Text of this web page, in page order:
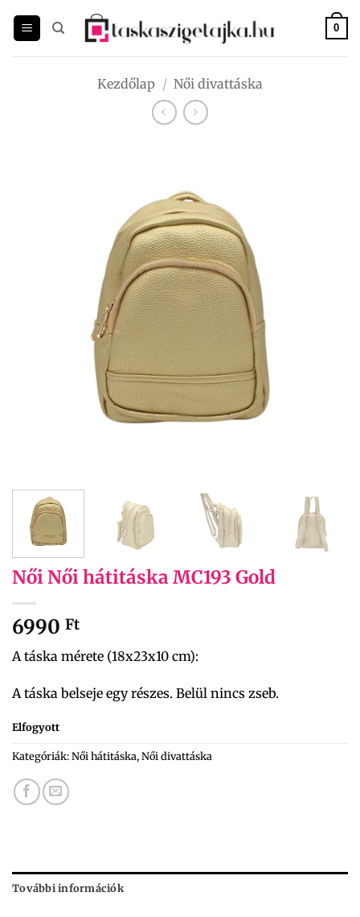
0
Kezdőlap / Női divattáska
Női Női hátitáska MC193 Gold
6990 Ft
A táska mérete (18x23x10 cm):
A táska belseje egy részes. Belül nincs zseb.
Elfogyott
Kategóriák:Női hátitáska,Női divattáska
További információk